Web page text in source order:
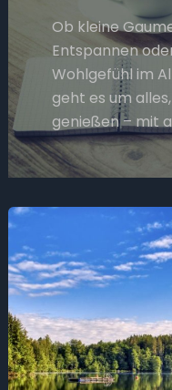
Ob kleine
Entspannen
Wohlgefühl im
geht es um
genießen – mit